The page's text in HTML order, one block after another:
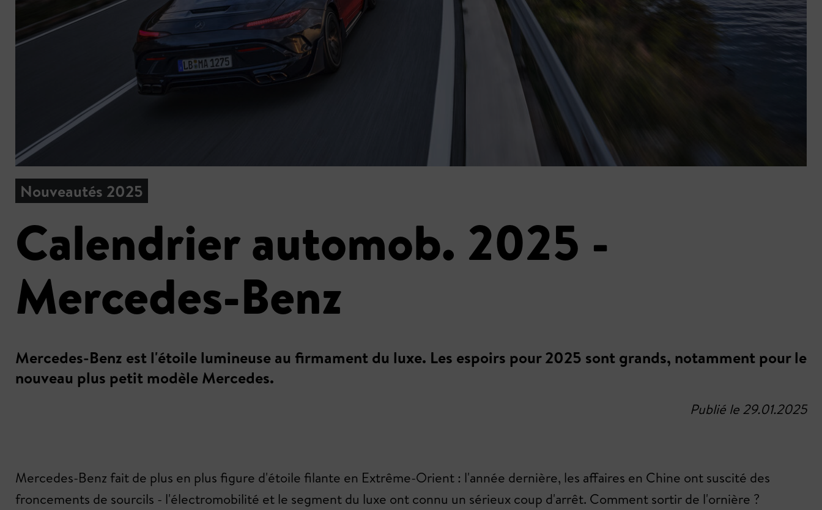
Nouveautés 2025
Calendrier automob. 2025 -
Mercedes-Benz
Mercedes-Benz est l'étoile lumineuse au firmament du luxe. Les espoirs pour 2025 sont grands, notamment pour le
nouveau plus petit modèle Mercedes.
Publié le 29.01.2025
Mercedes-Benz fait de plus en plus figure d'étoile filante en Extrême-Orient : l'année dernière, les affaires en Chine ont suscité des
froncements de sourcils - l'électromobilité et le segment du luxe ont connu un sérieux coup d'arrêt. Comment sortir de l'ornière ?